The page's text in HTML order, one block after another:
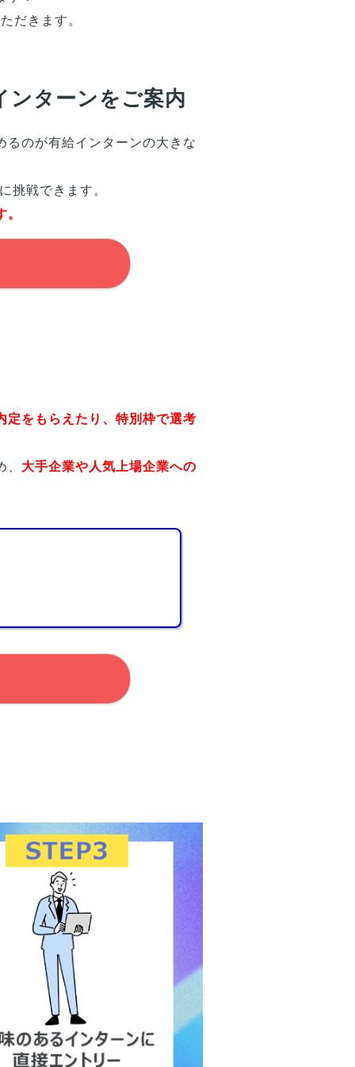
だきます。
ンターンをご案内
るのが有給インターンの大きな
に挑戦できます。
定をもらえたり、特別枠で選考
大手企業や人気上場企業への